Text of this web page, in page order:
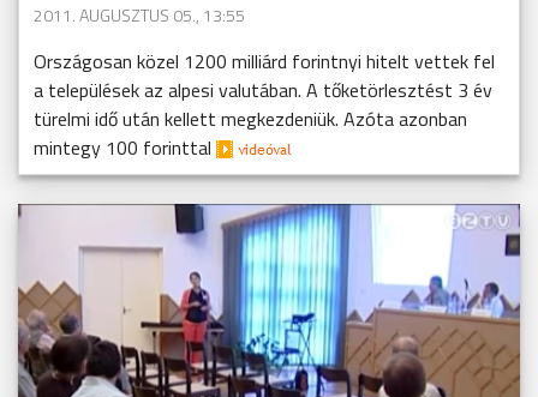
2011. AUGUSZTUS 05., 13:55
Országosan közel 1200 milliárd forintnyi hitelt vettek fel
a települések az alpesi valutában. A tőketörlesztést 3 év
türelmi idő után kellett megkezdeniük. Azóta azonban
mintegy 100 forinttal